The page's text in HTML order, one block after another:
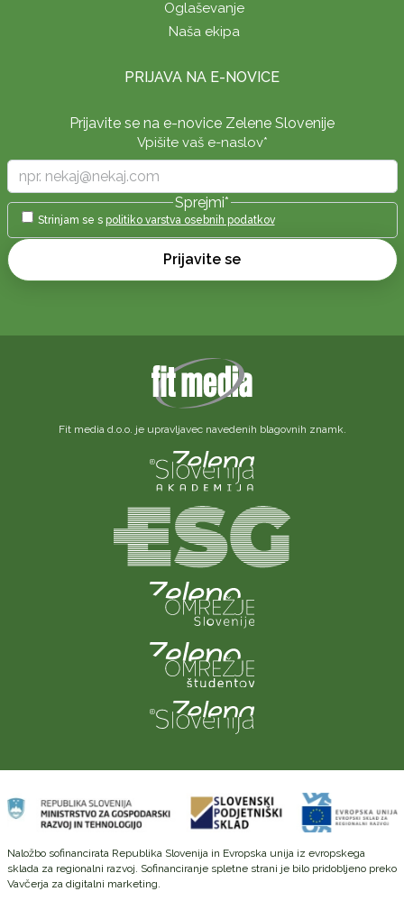
Oglaševanje
Naša ekipa
PRIJAVA NA E-NOVICE
Prijavite se na e-novice Zelene Slovenije
Vpišite vaš e-naslov*
Sprejmi*
Strinjam se s politiko varstva osebnih podatkov
Prijavite se
Fit media d.o.o. je upravljavec navedenih blagovnih znamk.
Naložbo sofinancirata Republika Slovenija in Evropska unija iz evropskega
sklada za regionalni razvoj. Sofinanciranje spletne strani je bilo pridobljeno preko
Vavčerja za digitalni marketing.